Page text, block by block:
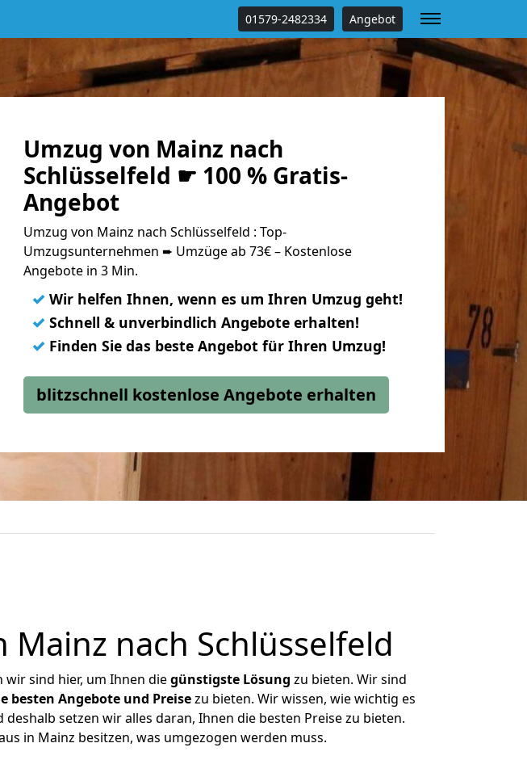
01579-2482334 Angebot
Umzug von Mainz nach
Schlüsselfeld ☛ 100 % Gratis-
Angebot
Umzug von Mainz nach Schlüsselfeld : Top-
Umzugsunternehmen ➨ Umzüge ab 73€ – Kostenlose
Angebote in 3 Min.
✓ Wir helfen Ihnen, wenn es um Ihren Umzug geht!
✓ Schnell & unverbindlich Angebote erhalten!
✓ Finden Sie das beste Angebot für Ihren Umzug!
blitzschnell kostenlose Angebote erhalten
nach Schlüsselfeld
sind hier, um Ihnen diegünstigste Lösung zu bieten. Wir sind
besten Angebote und Preisezu bieten. Wir wissen, wie wichtig es
setzen wir alles daran, Ihnen die besten Preise zu bieten.
in Mainz besitzen, was umgezogen werden muss.